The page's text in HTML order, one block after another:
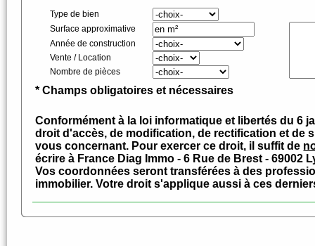
Type de bien
Surface approximative
Année de construction
Vente / Location
Nombre de pièces
* Champs obligatoires et nécessaires
Conformément à la loi informatique et libertés du 6
droit d'accès, de modification, de rectification et de
vous concernant. Pour exercer ce droit, il suffit de
écrire à France Diag Immo - 6 Rue de Brest - 69002
Vos coordonnées seront transférées à des
immobilier. Votre droit s'applique aussi à ces